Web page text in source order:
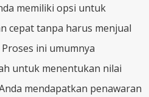
memiliki opsi untuk
cepat tanpa harus menjual
ini umumnya
untuk menentukan nilai
mendapatkan penawaran